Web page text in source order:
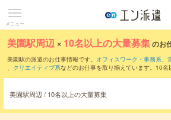
メニュー
美園駅周辺 × 10名以上の大量募集のお
美園駅の派遣のお仕事情報です。 オフィスワーク・事務系、
、 クリエイティブ系などのお仕事を取り揃えています。10名
美園駅周辺 / 10名以上の大量募集